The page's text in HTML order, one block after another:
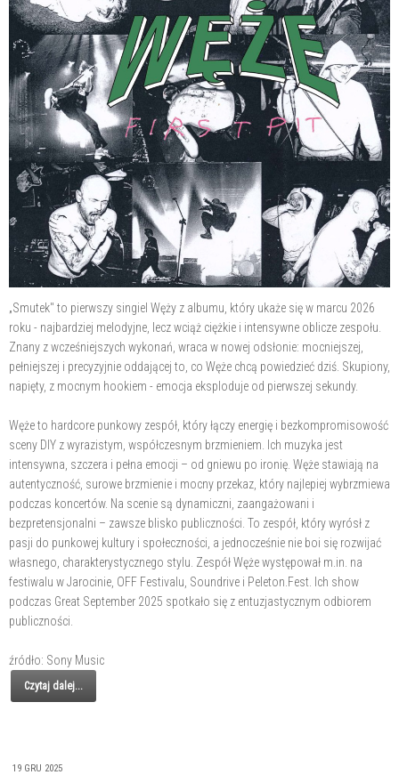
„Smutek" to pierwszy singiel Węży z albumu, który ukaże się w marcu 2026
roku - najbardziej melodyjne, lecz wciąż ciężkie i intensywne oblicze zespołu.
Znany z wcześniejszych wykonań, wraca w nowej odsłonie: mocniejszej,
pełniejszej i precyzyjnie oddającej to, co Węże chcą powiedzieć dziś. Skupiony,
napięty, z mocnym hookiem - emocja eksploduje od pierwszej sekundy.
Węże to hardcore punkowy zespół, który łączy energię i bezkompromisowość
sceny DIY z wyrazistym, współczesnym brzmieniem. Ich muzyka jest
intensywna, szczera i pełna emocji – od gniewu po ironię. Węże stawiają na
autentyczność, surowe brzmienie i mocny przekaz, który najlepiej wybrzmiewa
podczas koncertów. Na scenie są dynamiczni, zaangażowani i
bezpretensjonalni – zawsze blisko publiczności. To zespół, który wyrósł z
pasji do punkowej kultury i społeczności, a jednocześnie nie boi się rozwijać
własnego, charakterystycznego stylu. Zespół Węże występował m.in. na
festiwalu w Jarocinie, OFF Festivalu, Soundrive i Peleton.Fest. Ich show
podczas Great September 2025 spotkało się z entuzjastycznym odbiorem
publiczności.
źródło: Sony Music
Czytaj dalej...
19 GRU 2025